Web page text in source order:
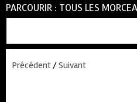
PARCOURIR : TOUS LES
Précédent/Suivant